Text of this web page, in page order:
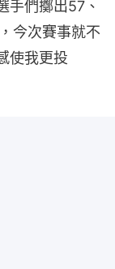
手們擲出57、
今次賽事就不
使我更投